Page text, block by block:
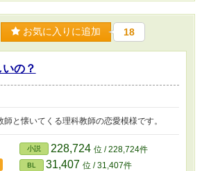
お気に入りに追加 18
の？
と懐いてくる理科教師の恋愛模様です。
小説 228,724 位 / 228,724件
BL 31,407 位 / 31,407件